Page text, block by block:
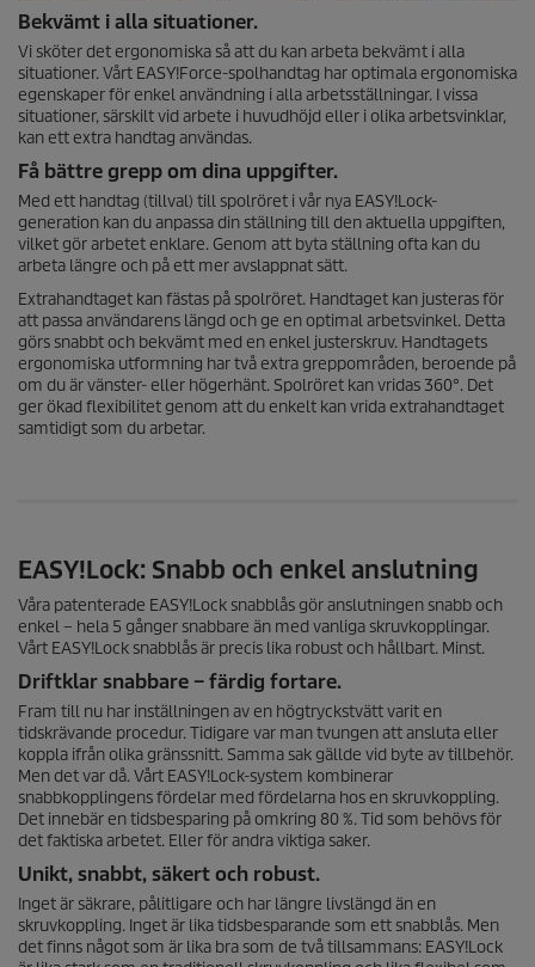
Bekvämt i alla situationer.
Vi sköter det ergonomiska så att du kan arbeta bekvämt i alla
situationer. Vårt EASY!Force-spolhandtag har optimala ergonomiska
egenskaper för enkel användning i alla arbetsställningar. I vissa
situationer, särskilt vid arbete i huvudhöjd eller i olika arbetsvinklar,
kan ett extra handtag användas.
Få bättre grepp om dina uppgifter.
Med ett handtag (tillval) till spolröret i vår nya EASY!Lock-
generation kan du anpassa din ställning till den aktuella uppgiften,
vilket gör arbetet enklare. Genom att byta ställning ofta kan du
arbeta längre och på ett mer avslappnat sätt.
Extrahandtaget kan fästas på spolröret. Handtaget kan justeras för
att passa användarens längd och ge en optimal arbetsvinkel. Detta
görs snabbt och bekvämt med en enkel justerskruv. Handtagets
ergonomiska utformning har två extra greppområden, beroende på
om du är vänster- eller högerhänt. Spolröret kan vridas 360°. Det
ger ökad flexibilitet genom att du enkelt kan vrida extrahandtaget
samtidigt som du arbetar.
EASY!Lock: Snabb och enkel anslutning
Våra patenterade EASY!Lock snabblås gör anslutningen snabb och
enkel – hela 5 gånger snabbare än med vanliga skruvkopplingar.
Vårt EASY!Lock snabblås är precis lika robust och hållbart. Minst.
Driftklar snabbare – färdig fortare.
Fram till nu har inställningen av en högtryckstvätt varit en
tidskrävande procedur. Tidigare var man tvungen att ansluta eller
koppla ifrån olika gränssnitt. Samma sak gällde vid byte av tillbehör.
Men det var då. Vårt EASY!Lock-system kombinerar
snabbkopplingens fördelar med fördelarna hos en skruvkoppling.
Det innebär en tidsbesparing på omkring 80 %. Tid som behövs för
det faktiska arbetet. Eller för andra viktiga saker.
Unikt, snabbt, säkert och robust.
Inget är säkrare, pålitligare och har längre livslängd än en
skruvkoppling. Inget är lika tidsbesparande som ett snabblås. Men
det finns något som är lika bra som de två tillsammans: EASY!Lock